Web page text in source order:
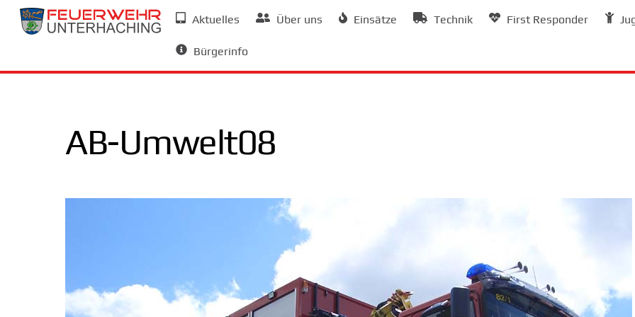
Skip
Aktuelles Über uns Einsätze Technik First Responder
Bürgerinfo
AB-Umwelt08